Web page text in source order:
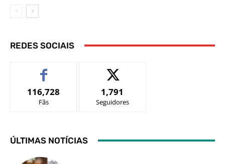
REDES SOCIAIS
116,728
Fãs
1,791
Seguidores
ÚLTIMAS NOTÍCIAS